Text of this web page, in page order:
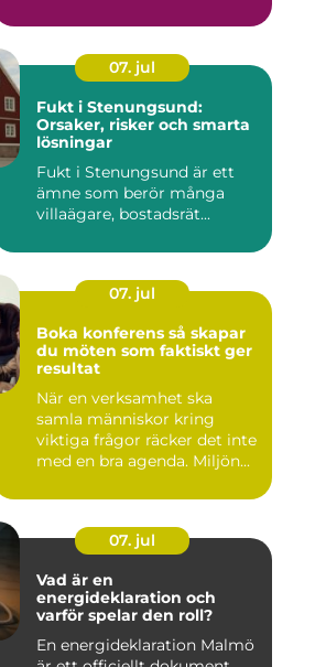
07. jul
Fukt i Stenungsund:
Orsaker, risker och smarta
lösningar
Fukt i Stenungsund är ett
ämne som berör många
villaägare, bostadsrät...
07. jul
Boka konferens så skapar
du möten som faktiskt ger
resultat
När en verksamhet ska
samla människor kring
viktiga frågor räcker det inte
med en bra agenda. Miljön...
07. jul
Vad är en
energideklaration och
varför spelar den roll?
En energideklaration Malmö